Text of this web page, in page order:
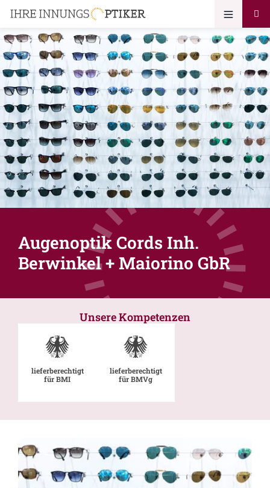
Augenoptik Cords Inh.
Berwinkel + Maiorino GbR
Unsere Kompetenzen
lieferberechtigt
für BMI
lieferberechtigt
für BMVg